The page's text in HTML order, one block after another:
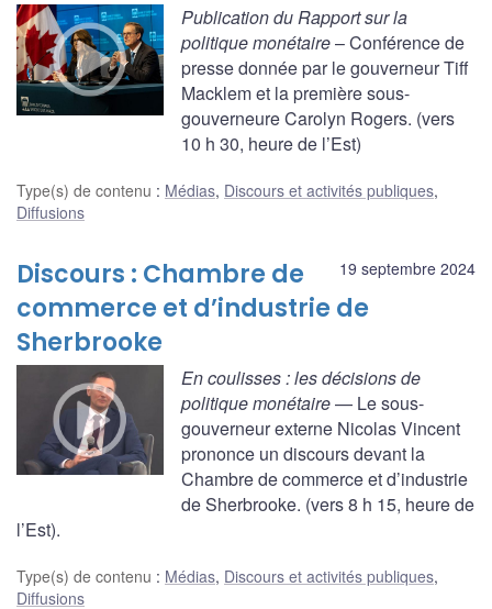
Publication du Rapport sur la
politique monétaire– Conférence de
presse donnée par le gouverneur Tiff
Macklem et la première sous-
gouverneure Carolyn Rogers. (vers
10 h 30, heure de l’Est)
Type(s) de contenu : Médias, Discours et activités publiques,
Diffusions
19 septembre 2024
Discours : Chambre de
commerce et d’industrie de
Sherbrooke
En coulisses : les décisions de
politique monétaire— Le sous-
gouverneur externe Nicolas Vincent
prononce un discours devant la
Chambre de commerce et d’industrie
de Sherbrooke. (vers 8 h 15, heure de
l’Est).
Type(s) de contenu : Médias, Discours et activités publiques,
Diffusions